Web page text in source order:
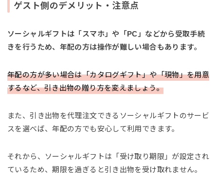
ゲスト側のデメリット・注意点
ソーシャルギフトは「スマホ」や「PC」などから受取手続
きを行うため、年配の方は操作が難しい場合もあります。
年配の方が多い場合は「カタログギフト」や「現物」を用意
するなど、引き出物の贈り方を変えましょう。
また、引き出物を代理注文できるソーシャルギフトのサービ
スを選べば、年配の方でも安心して利用できます。
それから、ソーシャルギフトは「受け取り期限」が設定され
ているため、期限を過ぎると引き出物を受け取れません。